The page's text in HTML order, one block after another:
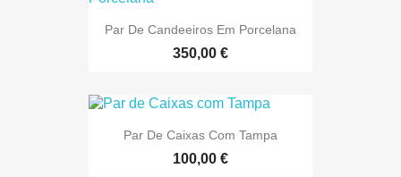
Par De Candeeiros Em Porcelana
350,00 €
Par De Caixas Com Tampa
100,00 €